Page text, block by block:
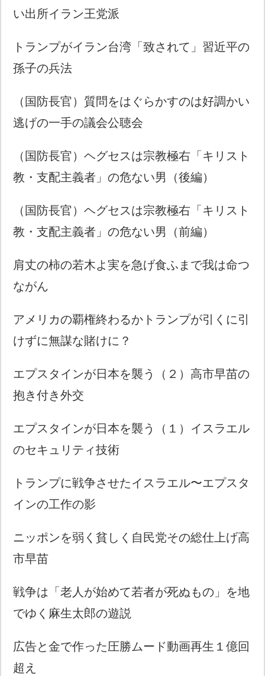
い出所イラン王党派
トランプがイラン台湾「致されて」習近平の
孫子の兵法
（国防長官）質問をはぐらかすのは好調かい
逃げの一手の議会公聴会
（国防長官）ヘグセスは宗教極右「キリスト
教・支配主義者」の危ない男（後編）
（国防長官）ヘグセスは宗教極右「キリスト
教・支配主義者」の危ない男（前編）
肩丈の柿の若木よ実を急げ食ふまで我は命つ
ながん
アメリカの覇権終わるかトランプが引くに引
けずに無謀な賭けに？
エプスタインが日本を襲う（２）高市早苗の
抱き付き外交
エプスタインが日本を襲う（１）イスラエル
のセキュリティ技術
トランプに戦争させたイスラエル〜エプスタ
インの工作の影
ニッポンを弱く貧しく自民党その総仕上げ高
市早苗
戦争は「老人が始めて若者が死ぬもの」を地
でゆく麻生太郎の遊説
広告と金で作った圧勝ムード動画再生１億回
超え